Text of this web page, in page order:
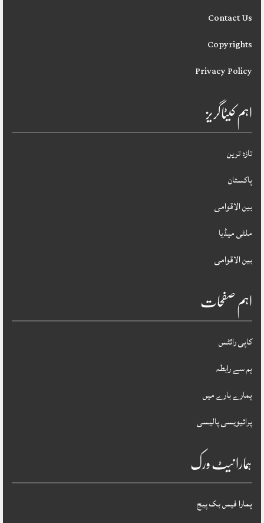
Contact Us
Copyrights
Privacy Policy
اہم کیٹاگریز
تازہ ترین
پاکستان
بین الاقوامی
ملٹی میڈیا
بین الاقوامی
اہم صفحات
کاپی رائٹس
ہم سے رابطہ
ہمارے بارے میں
پرائیویسی پالیسی
ہمارا نیٹ ورک
ہمارا فیس بک پیج